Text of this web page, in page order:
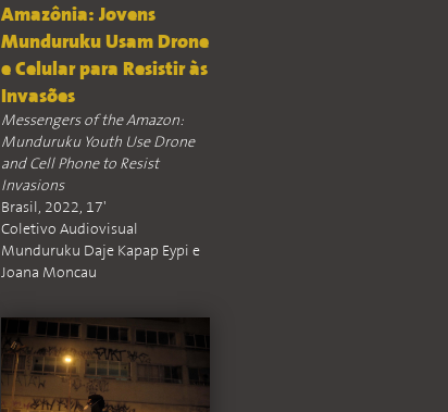
Amazônia: Jovens
Munduruku Usam Drone
e Celular para Resistir às
Invasões
Messengers of the Amazon:
Munduruku Youth Use Drone
and Cell Phone to Resist
Invasions
Brasil, 2022, 17'
Coletivo Audiovisual
Munduruku Daje Kapap Eypi e
Joana Moncau